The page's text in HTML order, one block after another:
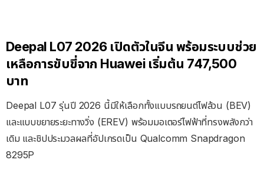
Deepal L07 2026 เปิดตัวในจีน พร้อมระบบช่วย
เหลือการขับขี่จาก Huawei เริ่มต้น 747,500
บาท
Deepal L07 รุ่นปี 2026 นี้มีให้เลือกทั้งแบบรถยนต์ไฟล้วน (BEV)
และแบบขยายระยะทางวิ่ง (EREV) พร้อมมอเตอร์ไฟฟ้าที่ทรงพลังกว่า
เดิม และชิปประมวลผลที่อัปเกรดเป็น Qualcomm Snapdragon
8295P